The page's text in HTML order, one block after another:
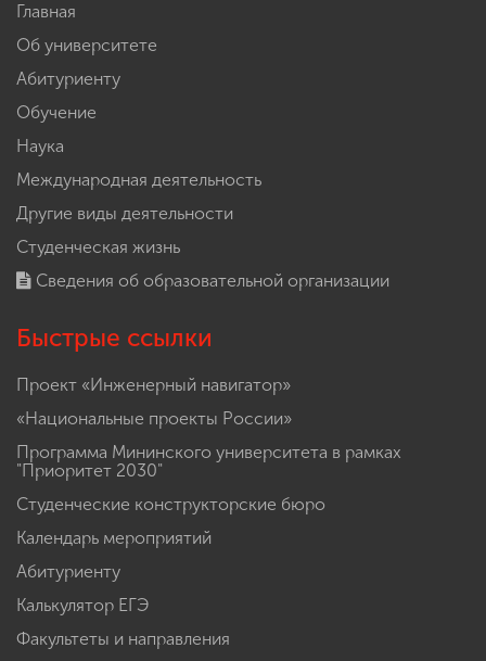
Главная
Об университете
Абитуриенту
Обучение
Наука
Международная деятельность
Другие виды деятельности
Студенческая жизнь
Сведения об образовательной организации
Быстрые ссылки
Проект «Инженерный навигатор»
«Национальные проекты России»
Программа Мининского университета в рамках
"Приоритет 2030"
Студенческие конструкторские бюро
Календарь мероприятий
Абитуриенту
Калькулятор ЕГЭ
Факультеты и направления